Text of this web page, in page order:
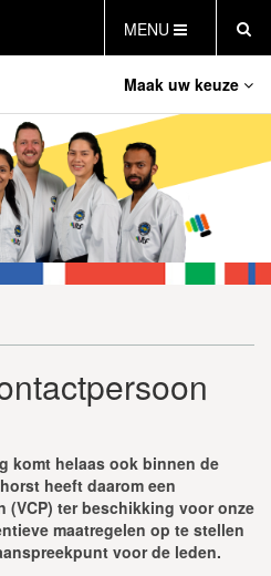
MENU
Maak uw keuze
(VCP)
komt helaas ook binnen de
heeft daarom een
ter beschikking voor onze
maatregelen op te stellen
voor de leden.